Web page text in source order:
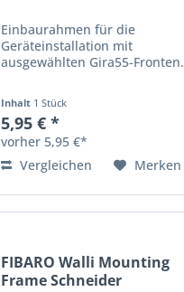
Einbaurahmen für die
Geräteinstallation mit
ausgewählten Gira55-Fronten.
Inhalt 1 Stück
5,95 € *
vorher 5,95 €*
Vergleichen
Merken
FIBARO Walli Mounting
Frame Schneider